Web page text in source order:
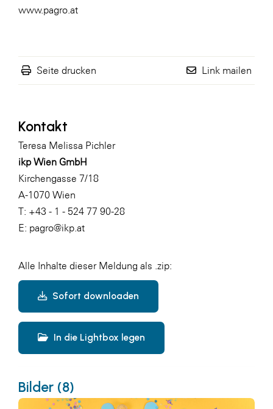
www.pagro.at
Seite drucken Link mailen
Kontakt
Teresa Melissa Pichler
ikp Wien GmbH
Kirchengasse 7/18
A-1070 Wien
T: +43 - 1 - 524 77 90-28
E: pagro@ikp.at
Alle Inhalte dieser Meldung als .zip:
Sofort downloaden
In die Lightbox legen
Bilder (8)